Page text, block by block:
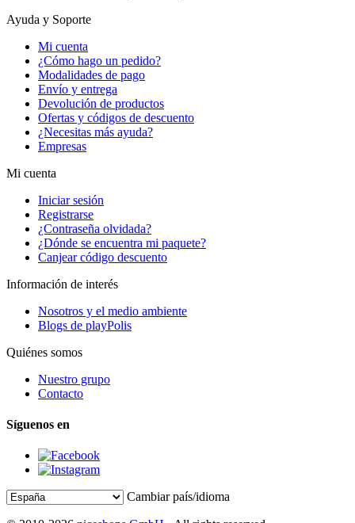
Ayuda y Soporte
Mi cuenta
¿Cómo hago un pedido?
Modalidades de pago
Envío y entrega
Devolución de productos
Ofertas y códigos de descuento
¿Necesitas más ayuda?
Empresas
Mi cuenta
Iniciar sesión
Registrarse
¿Contraseña olvidada?
¿Dónde se encuentra mi paquete?
Canjear código descuento
Información de interés
Nosotros y el medio ambiente
Blogs de playPolis
Quiénes somos
Nuestro grupo
Contacto
Síguenos en
Cambiar país/idioma